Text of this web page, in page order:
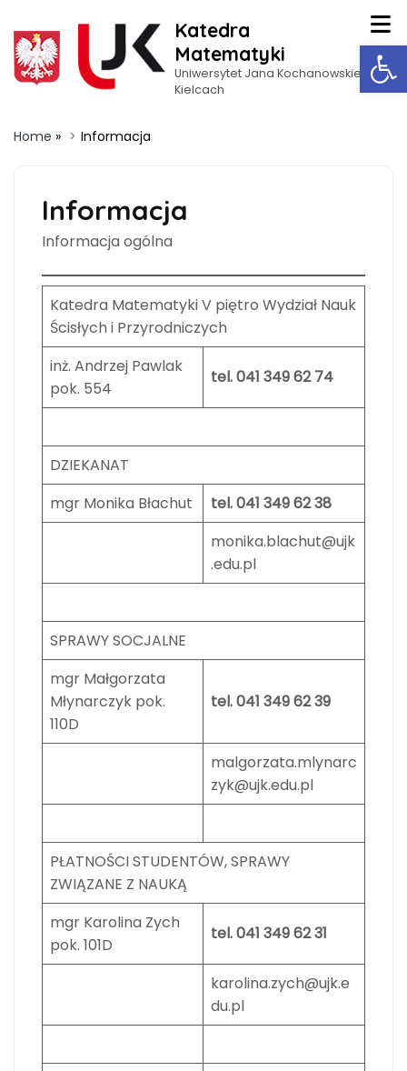
Katedra
Matematyki
Uniwersytet Jana Kochanowskiego w
Kielcach
Home » Informacja
Informacja
Informacja ogólna
Katedra Matematyki V piętro Wydział Nauk
Ścisłych i Przyrodniczych
inż. Andrzej Pawlak
pok. 554
tel. 041 349 62 74
DZIEKANAT
mgr Monika Błachut
tel. 041 349 62 38
monika.blachut@ujk
.edu.pl
SPRAWY SOCJALNE
mgr Małgorzata
Młynarczyk pok.
110D
tel. 041 349 62 39
malgorzata.mlynarc
zyk@ujk.edu.pl
PŁATNOŚCI STUDENTÓW, SPRAWY
ZWIĄZANE Z NAUKĄ
mgr Karolina Zych
pok. 101D
tel. 041 349 62 31
karolina.zych@ujk.e
du.pl